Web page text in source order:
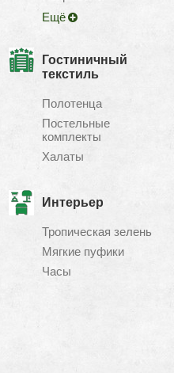
Ещё
Гостиничный
текстиль
Полотенца
Постельные
комплекты
Халаты
Интерьер
Тропическая зелень
Мягкие пуфики
Часы